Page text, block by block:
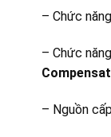
– Chức
– Chức
– Nguồn